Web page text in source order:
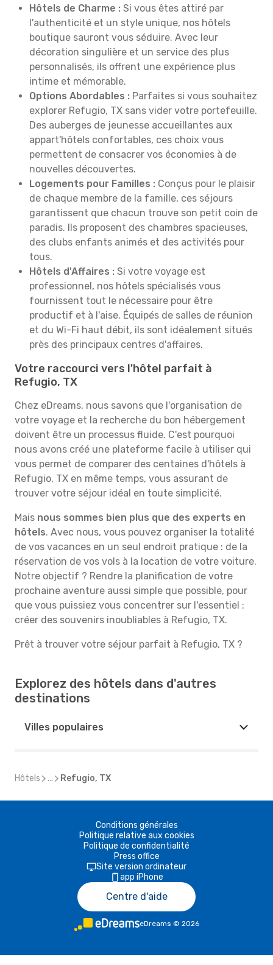
Hôtels de Charme : Si vous êtes attiré par
l'authenticité et un style unique, nos hôtels
boutique sauront vous séduire. Avec leur
décoration singulière et un service des plus
personnalisés, ils offrent une expérience plus
intime et mémorable.
Options Abordables : Parfaites si vous souhaitez
explorer Refugio, TX sans vider votre portefeuille.
Des auberges de jeunesse accueillantes aux
appart'hôtels confortables, ces choix vous
permettent de consacrer vos économies à de
nouvelles découvertes.
Logements pour Familles : Conçus pour le plaisir
de chaque membre de la famille, ces séjours
garantissent que chacun trouve son petit coin de
paradis. Ils proposent des chambres spacieuses,
des clubs enfants animés et des activités pour
tous.
Hôtels d'Affaires : Si votre voyage est
professionnel, nos hôtels spécialisés vous
fournissent tout le nécessaire pour être
productif et à l'aise. Équipés de salles de réunion
et du Wi-Fi haut débit, ils sont idéalement situés
près des principaux centres d'affaires.
Votre raccourci vers l'hôtel parfait à
Refugio, TX
Chez eDreams, nous savons que l'organisation de
votre voyage et la recherche du bon hébergement
doivent être un processus fluide. C'est pourquoi
nous avons créé une plateforme facile à utiliser qui
vous permet de comparer des centaines d'hôtels à
Refugio, TX en même temps, vous assurant de
trouver votre séjour idéal en toute simplicité.
Mais nous sommes bien plus que des experts en
hôtels. Avec nous, vous pouvez organiser la totalité
de vos vacances en un seul endroit pratique : de la
réservation de vos vols à la location de votre voiture.
Notre objectif ? Rendre la planification de votre
prochaine aventure aussi simple que possible, pour
que vous puissiez vous concentrer sur l'essentiel :
créer des souvenirs inoubliables à Refugio, TX.
Prêt à trouver votre séjour parfait à Refugio, TX ?
Explorez des hôtels dans d'autres
destinations
Villes populaires
Hôtels ... Refugio, TX
Conditions générales
Politique relative aux cookies
Politique de confidentialité
Press office
Site version ordinateur
app iPhone
Centre d'aide
eDreams © 2026